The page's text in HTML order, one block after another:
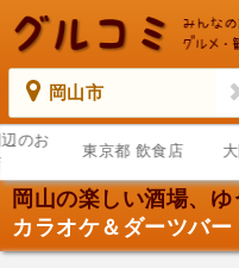
岡山市
のお
東京都 飲食店
岡山の楽しい酒場、ゆ